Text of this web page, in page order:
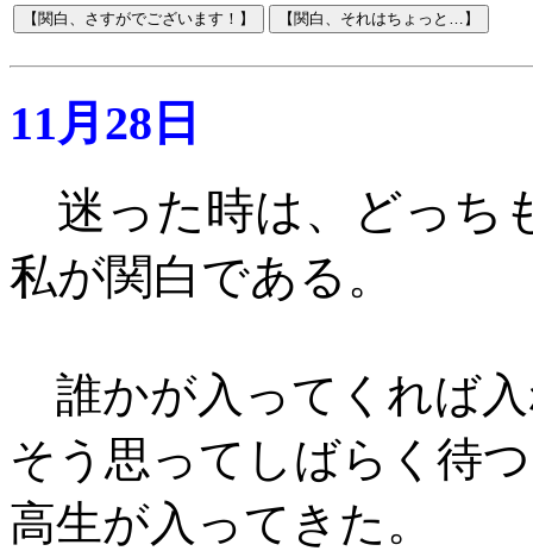
11月28日
迷った時は、どっち
私が関白である 。
誰かが入ってくれば
そう思ってしばらく待
高生が入ってきた。